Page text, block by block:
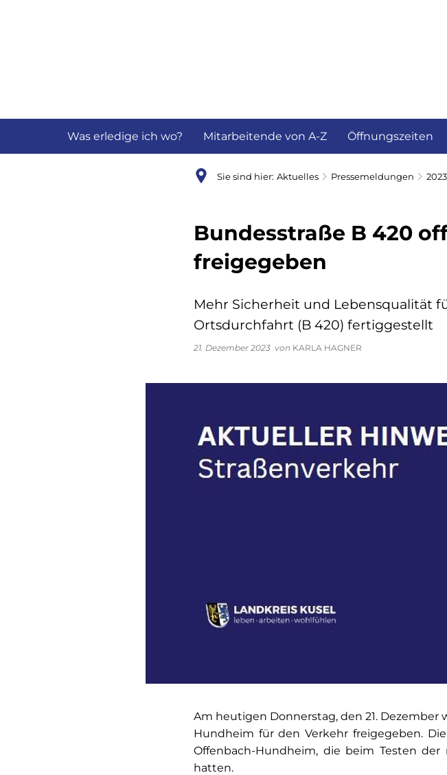
Was erledige ich wo? Mitarbeitende von A-Z Öffnungszeiten
Sie sind hier: Aktuelles Pressemeldungen 2023
Bundesstraße B 420
freigegeben
Mehr Sicherheit und Lebensqualität
Ortsdurchfahrt (B 420) fertiggestellt
21. Dezember 2023 von KARLA HAGNER
Am heutigen Donnerstag, den 21.
Hundheim für den Verkehr freigegeben.
Offenbach-Hundheim, die beim Testen
hatten.